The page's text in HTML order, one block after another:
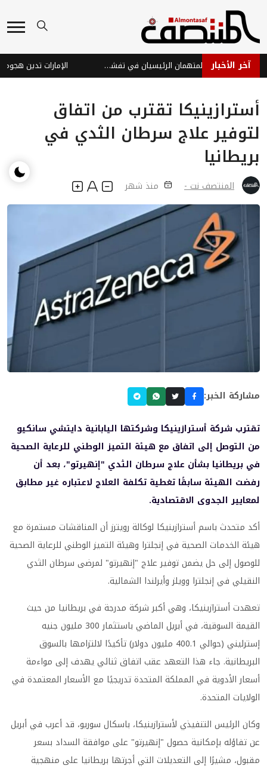
آخر الأخبار الفراولة والتوت.. هل هما المتهمان الرئيسيان في تفشي عدوى "السيكلوسبورا"؟
أسترازينيكا تقترب من اتفاق
لتوفير علاج سرطان الثدي في
بريطانيا
المنتصف نت - منذ شهر
مشاركة الخبر:
تقترب شركة أسترازينيكا وشركتها اليابانية دايتشي سانكيو
من التوصل إلى اتفاق مع هيئة التميز الوطني للرعاية الصحية
في بريطانيا بشأن علاج سرطان الثدي "إنهيرتو"، بعد أن
رفضت الهيئة سابقًا تغطية تكلفة العلاج لاعتباره غير مطابق
لمعايير الجدوى الاقتصادية.
أكد متحدث باسم أسترازينيكا لوكالة رويترز أن المناقشات مستمرة مع
هيئة الخدمات الصحية في إنجلترا وهيئة التميز الوطني للرعاية الصحية
للوصول إلى حل يضمن توفير علاج "إنهيرتو" لمرضى سرطان الثدي
النقيلي في إنجلترا وويلز وأيرلندا الشمالية.
تعهدت أسترازينيكا، وهي أكبر شركة مدرجة في بريطانيا من حيث
القيمة السوقية، في أبريل الماضي باستثمار 300 مليون جنيه
إسترليني (حوالي 400.1 مليون دولار) تأكيدًا لالتزامها بالسوق
البريطانية. جاء هذا التعهد عقب اتفاق ثنائي يهدف إلى مواءمة
أسعار الأدوية في المملكة المتحدة تدريجيًا مع الأسعار المعتمدة في
الولايات المتحدة.
وكان الرئيس التنفيذي لأسترازينيكا، باسكال سوريو، قد أعرب في أبريل
عن تفاؤله بإمكانية حصول "إنهيرتو" على موافقة السداد بسعر
مقبول، مشيرًا إلى التعديلات التي أجرتها بريطانيا على منهجية